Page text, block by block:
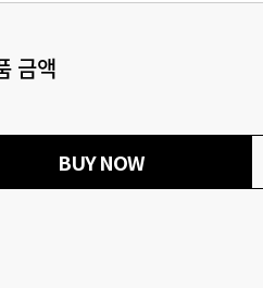
금액
BUY NOW